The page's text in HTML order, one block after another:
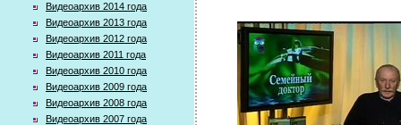
Видеоархив 2014 года
Видеоархив 2013 года
Видеоархив 2012 года
Видеоархив 2011 года
Видеоархив 2010 года
Видеоархив 2009 года
Видеоархив 2008 года
Видеоархив 2007 года